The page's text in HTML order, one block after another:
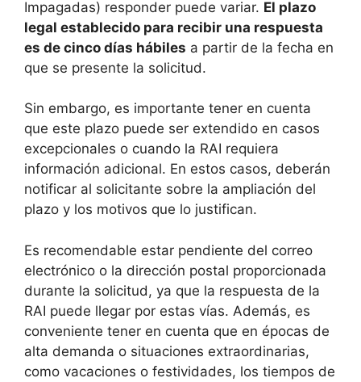
Impagadas) responder puede variar. El plazo
legal establecido para recibir una respuesta
es de cinco días hábiles a partir de la fecha en
que se presente la solicitud.
Sin embargo, es importante tener en cuenta
que este plazo puede ser extendido en casos
excepcionales o cuando la RAI requiera
información adicional. En estos casos, deberán
notificar al solicitante sobre la ampliación del
plazo y los motivos que lo justifican.
Es recomendable estar pendiente del correo
electrónico o la dirección postal proporcionada
durante la solicitud, ya que la respuesta de la
RAI puede llegar por estas vías. Además, es
conveniente tener en cuenta que en épocas de
alta demanda o situaciones extraordinarias,
como vacaciones o festividades, los tiempos de